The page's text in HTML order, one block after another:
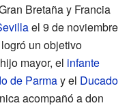
Bretaña y Francia
el 9 de noviembre
un objetivo
mayor, el infante
de Parmay el Ducado
acompañó a don